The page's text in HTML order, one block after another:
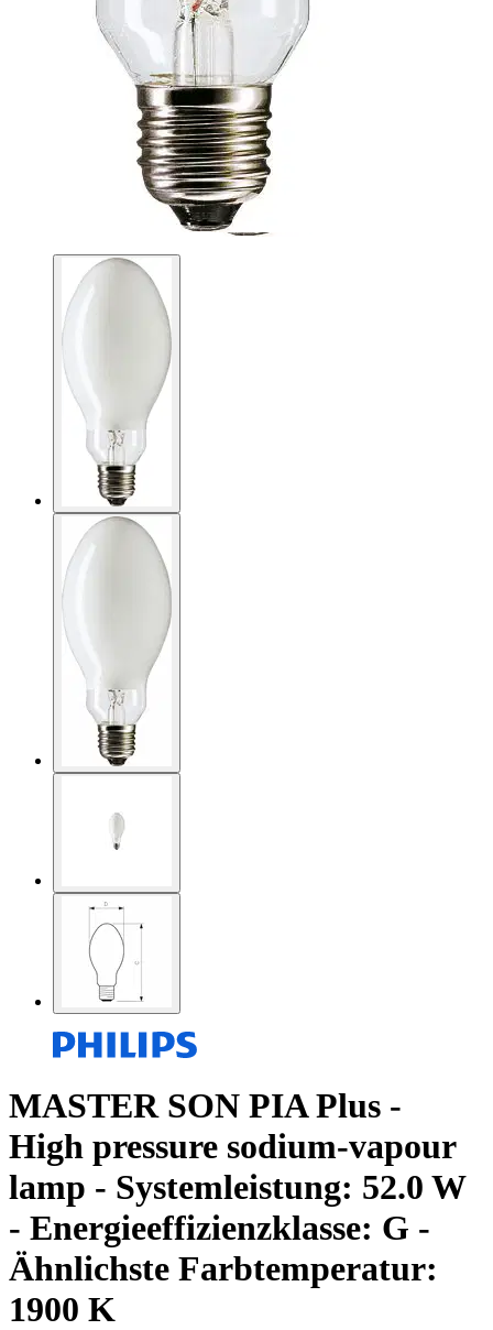
MASTER SON PIA Plus -
High pressure sodium-vapour
lamp - Systemleistung: 52.0 W
- Energieeffizienzklasse: G -
Ähnlichste Farbtemperatur:
1900 K